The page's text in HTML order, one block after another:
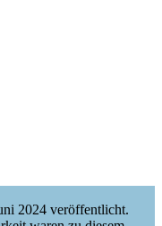
2024 veröffentlicht.